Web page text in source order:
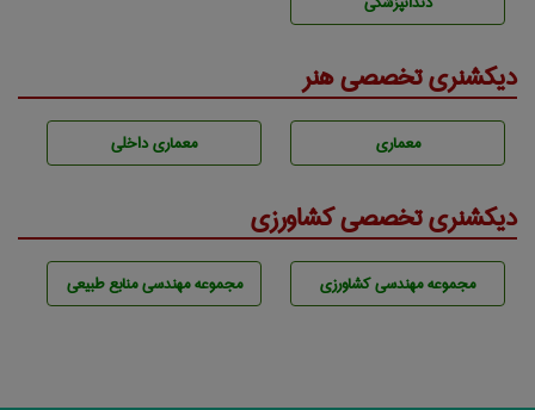
دیکشنری تخصصی هنر
معماری معماری داخلی
دیکشنری تخصصی کشاورزی
مجموعه مهندسی كشاورزی مجموعه مهندسی منابع طبيعی